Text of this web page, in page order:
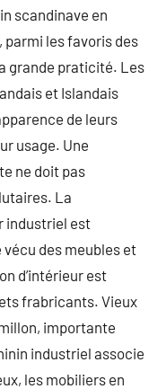
scandinave en
parmi les favoris des
grande praticité. Les
et Islandais
de leurs
usage. Une
ne doit pas
La
industriel est
vécu des meubles et
d’intérieur est
frabricants. Vieux
importante
industriel associe
les mobiliers en